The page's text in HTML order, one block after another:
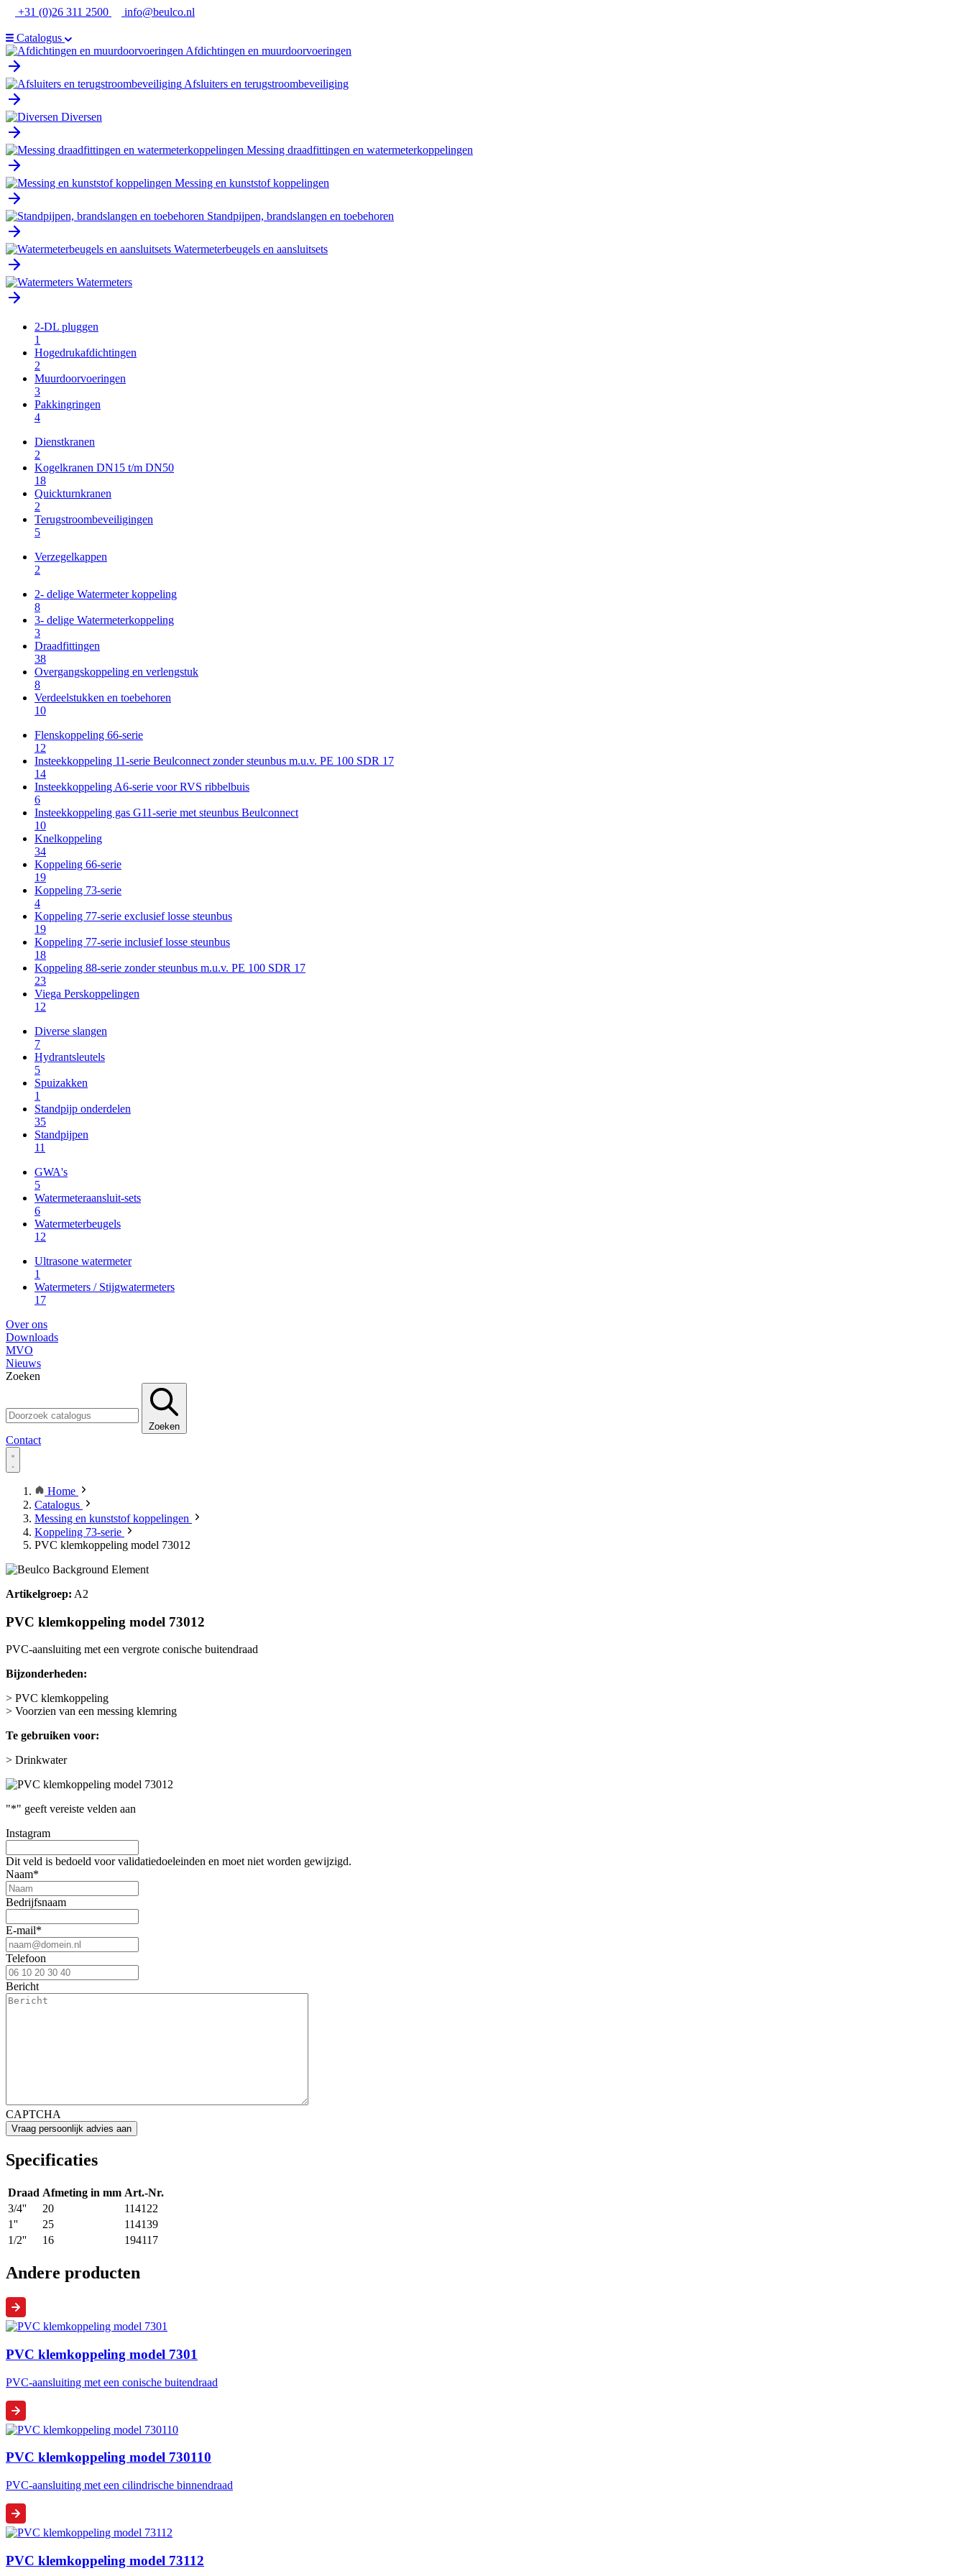
Ga
de
inhoud
+31 (0)26 311 2500 info@beulco.nl
Catalogus
Afdichtingen en muurdoorvoeringen
Afsluiters en terugstroombeveiliging
Diversen
Messing draadfittingen en watermeterkoppelingen
Messing en kunststof koppelingen
Standpijpen, brandslangen en toebehoren
Watermeterbeugels en aansluitsets
Watermeters
2-DL pluggen
1
Hogedrukafdichtingen
2
Muurdoorvoeringen
3
Pakkingringen
4
Dienstkranen
2
Kogelkranen DN15 t/m DN50
18
Quickturnkranen
2
Terugstroombeveiligingen
5
Verzegelkappen
2
2- delige Watermeter koppeling
8
3- delige Watermeterkoppeling
3
Draadfittingen
38
Overgangskoppeling en verlengstuk
8
Verdeelstukken en toebehoren
10
Flenskoppeling 66-serie
12
Insteekkoppeling 11-serie Beulconnect zonder steunbus m.u.v. PE 100 SDR 17
14
Insteekkoppeling A6-serie voor RVS ribbelbuis
6
Insteekkoppeling gas G11-serie met steunbus Beulconnect
10
Knelkoppeling
34
Koppeling 66-serie
19
Koppeling 73-serie
4
Koppeling 77-serie exclusief losse steunbus
19
Koppeling 77-serie inclusief losse steunbus
18
Koppeling 88-serie zonder steunbus m.u.v. PE 100 SDR 17
23
Viega Perskoppelingen
12
Diverse slangen
7
Hydrantsleutels
5
Spuizakken
1
Standpijp onderdelen
35
Standpijpen
11
GWA's
5
Watermeteraansluit-sets
6
Watermeterbeugels
12
Ultrasone watermeter
1
Watermeters / Stijgwatermeters
17
Over ons
Downloads
MVO
Nieuws
Zoeken
Zoeken
Contact
Home
Catalogus
Messing en kunststof koppelingen
Koppeling 73-serie
PVC klemkoppeling model 73012
Artikelgroep: A2
PVC klemkoppeling model 73012
PVC-aansluiting met een vergrote conische buitendraad
Bijzonderheden:
> PVC klemkoppeling
> Voorzien van een messing klemring
Te gebruiken voor:
> Drinkwater
"*" geeft vereiste velden aan
Instagram
Dit veld is bedoeld voor validatiedoeleinden en moet niet worden gewijzigd.
Naam*
Bedrijfsnaam
E-mail*
Telefoon
Bericht
CAPTCHA
Specificaties
Draad Afmeting in mm Art.-Nr.
3/4''
20
114122
1''
25
114139
1/2''
16 194117
Andere producten
PVC klemkoppeling model 7301
PVC-aansluiting met een conische buitendraad
PVC klemkoppeling model 730110
PVC-aansluiting met een cilindrische binnendraad
PVC klemkoppeling model 73112